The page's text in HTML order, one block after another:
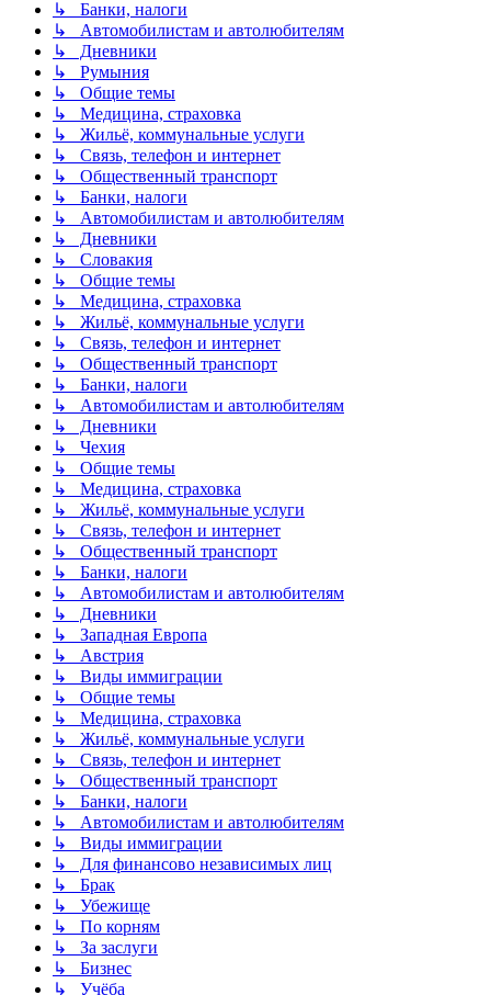
↳ Банки, налоги
↳ Автомобилистам и автолюбителям
↳ Дневники
↳ Румыния
↳ Общие темы
↳ Медицина, страховка
↳ Жильё, коммунальные услуги
↳ Связь, телефон и интернет
↳ Общественный транспорт
↳ Банки, налоги
↳ Автомобилистам и автолюбителям
↳ Дневники
↳ Словакия
↳ Общие темы
↳ Медицина, страховка
↳ Жильё, коммунальные услуги
↳ Связь, телефон и интернет
↳ Общественный транспорт
↳ Банки, налоги
↳ Автомобилистам и автолюбителям
↳ Дневники
↳ Чехия
↳ Общие темы
↳ Медицина, страховка
↳ Жильё, коммунальные услуги
↳ Связь, телефон и интернет
↳ Общественный транспорт
↳ Банки, налоги
↳ Автомобилистам и автолюбителям
↳ Дневники
↳ Западная Европа
↳ Австрия
↳ Виды иммиграции
↳ Общие темы
↳ Медицина, страховка
↳ Жильё, коммунальные услуги
↳ Связь, телефон и интернет
↳ Общественный транспорт
↳ Банки, налоги
↳ Автомобилистам и автолюбителям
↳ Виды иммиграции
↳ Для финансово независимых лиц
↳ Брак
↳ Убежище
↳ По корням
↳ За заслуги
↳ Бизнес
↳ Учёба